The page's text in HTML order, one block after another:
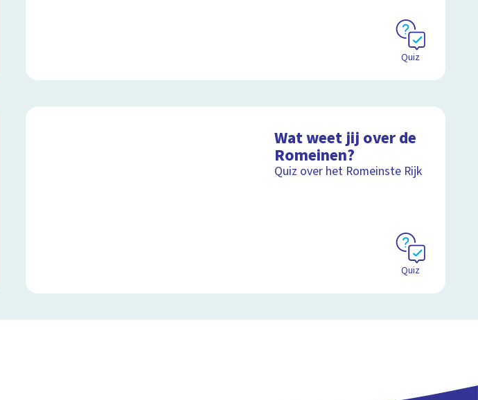
Quiz
Wat weet jij over de
Romeinen?
Quiz over het Romeinste Rijk
Quiz